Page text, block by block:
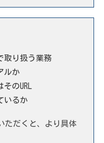
取り扱う業務
ルか
のURL
いるか
ただくと、より具体